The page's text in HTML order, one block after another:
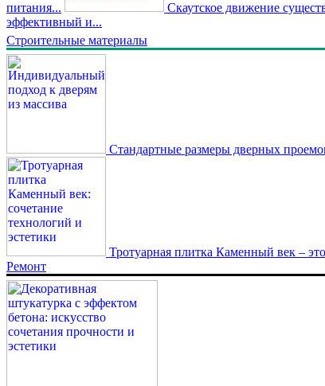
питания... Скаутское движение
эффективный и...
Строительные материалы
Стандартные размеры дверных
Тротуарная плитка Каменный век –
Ремонт